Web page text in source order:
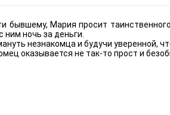
бывшему, Мария просит
ним ночь за деньги.
незнакомца и будучи уверенной,
оказывается не так-то прост и